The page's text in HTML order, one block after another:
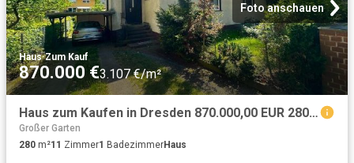
Foto anschauen
Haus·Zum Kauf
870.000 €3.107 €/m²
Haus zum Kaufen in Dresden 870.000,00 EUR 280 m²
Großer Garten
280 m²11 Zimmer1 BadezimmerHaus